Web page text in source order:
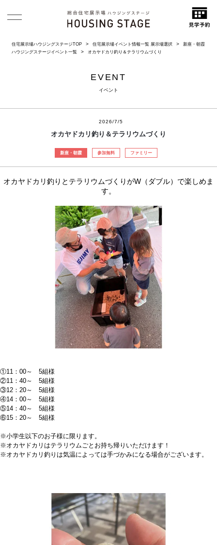
住宅展示場ハウジングステージTOP 住宅展示場イベント情報一覧 展示場選択
新座・朝霞
ハウジングステージイベント一覧
オカヤドカリ釣り＆テラリウムづくり
EVENT
イベント
2026/7/5
オカヤドカリ釣り＆テラリウムづくり
新座・朝霞 参加無料 ファミリー
オカヤドカリ釣りとテラリウムづくりがW（ダブル）で楽しめま
す。
①11：00～ 5組様
②11：40～ 5組様
③12：20～ 5組様
④14：00～ 5組様
⑤14：40～ 5組様
⑥15：20～ 5組様
※小学生以下のお子様に限ります。
※オカヤドカリはテラリウムごとお持ち帰りいただけます！
※オカヤドカリ釣りは気温によっては手づかみになる場合がございます。